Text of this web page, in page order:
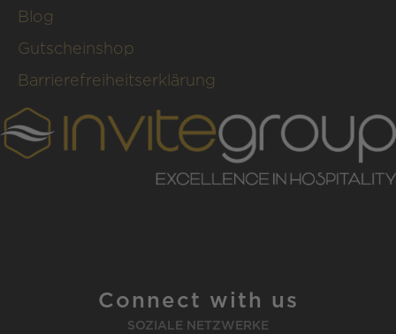
Blog
Gutscheinshop
Barrierefreiheitserklärung
Connect with us
SOZIALE NETZWERKE